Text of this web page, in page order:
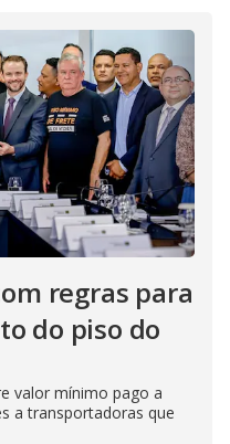
regras para
do piso do
valor mínimo pago a
a transportadoras que